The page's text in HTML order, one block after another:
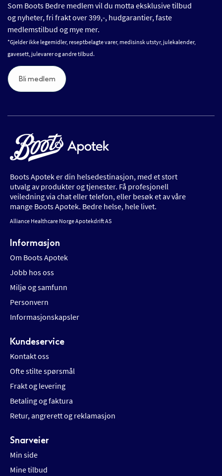
Som Boots Bedre medlem vil du motta eksklusive tilbud
og nyheter, fri frakt over 399,-, hudgarantier, faste
medlemstilbud og mye mer.
*Gjelder ikke legemidler, reseptbelagte varer, medisinsk utstyr, julekalender,
gavesett, julevarer og andre tilbud.
Bli medlem
Boots Apotek er din helsedestinasjon, med et stort
utvalg av produkter og tjenester. Få profesjonell
veiledning via chat eller telefon, eller besøk et av våre
mange Boots Apotek. Bedre helse, hele livet.
Alliance Healthcare Norge Apotekdrift AS
Informasjon
Om Boots Apotek
Jobb hos oss
Miljø og samfunn
Personvern
Informasjonskapsler
Kundeservice
Kontakt oss
Ofte stilte spørsmål
Frakt og levering
Betaling og faktura
Retur, angrerett og reklamasjon
Snarveier
Min side
Mine tilbud